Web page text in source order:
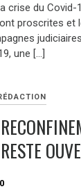
crise du Covid-
proscrites et
une […]